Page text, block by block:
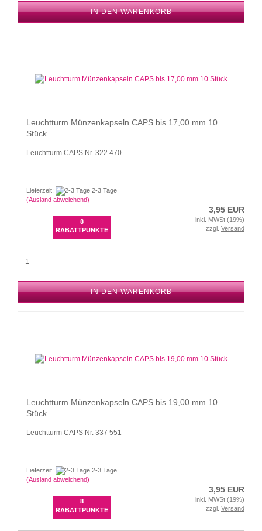
IN DEN WARENKORB
Leuchtturm Münzenkapseln CAPS bis 17,00 mm 10
Stück
Leuchtturm CAPS Nr. 322 470
Lieferzeit:
2-3 Tage
(Ausland abweichend)
8
RABATTPUNKTE
3,95 EUR
inkl. MWSt (19%)
zzgl. Versand
IN DEN WARENKORB
Leuchtturm Münzenkapseln CAPS bis 19,00 mm 10
Stück
Leuchtturm CAPS Nr. 337 551
Lieferzeit:
2-3 Tage
(Ausland abweichend)
8
RABATTPUNKTE
3,95 EUR
inkl. MWSt (19%)
zzgl. Versand